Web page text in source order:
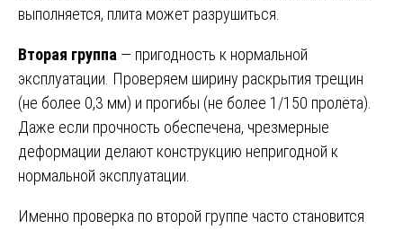
выполняется, плита может разрушиться.
Вторая группа — пригодность к нормальной
эксплуатации. Проверяем ширину раскрытия трещин
(не более 0,3 мм) и прогибы (не более 1/150 пролёта).
Даже если прочность обеспечена, чрезмерные
деформации делают конструкцию непригодной к
нормальной эксплуатации.
Именно проверка по второй группе часто становится